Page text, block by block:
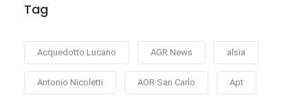
Tag
Acquedotto Lucano AGR News alsia
Antonio Nicoletti AOR San Carlo Apt